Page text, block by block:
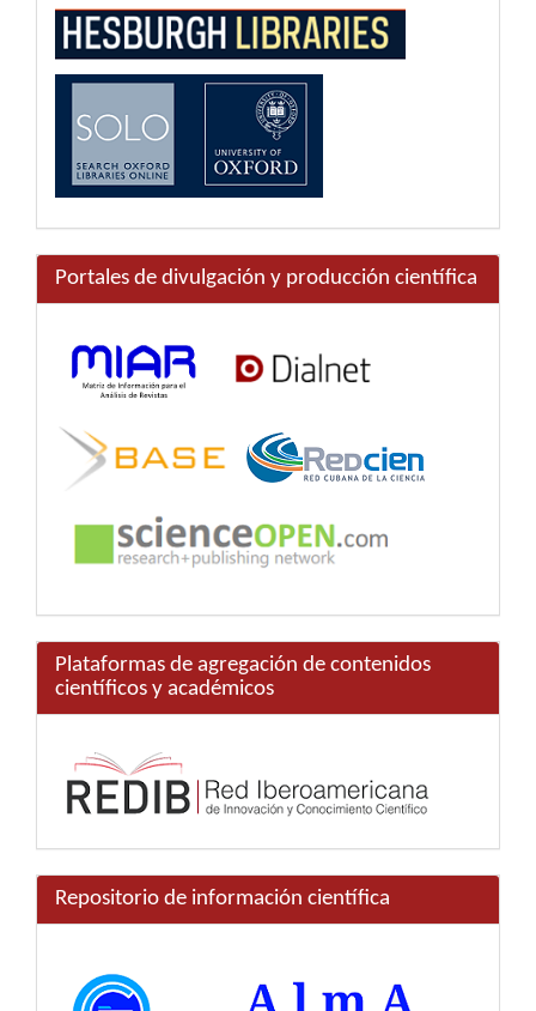
Portales de divulgación y producción científica
Plataformas de agregación de contenidos
científicos y académicos
Repositorio de información científica